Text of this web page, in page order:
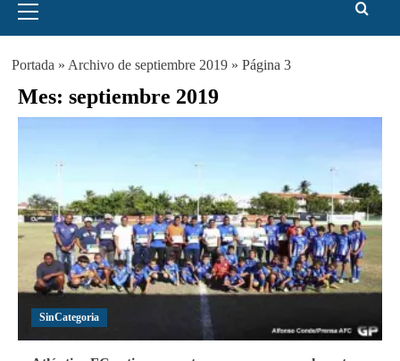
principal
Portada » Archivo de septiembre 2019» Página 3
Mes: septiembre 2019
SinCategoria